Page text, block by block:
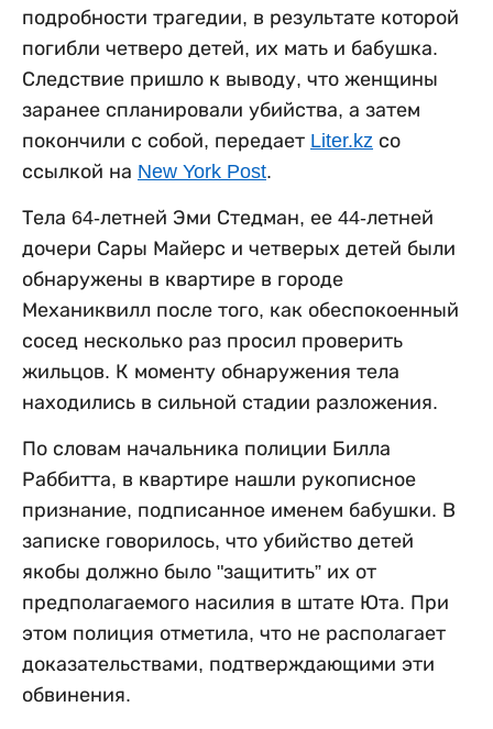
подробности трагедии, в результате которой
погибли четверо детей, их мать и бабушка.
Следствие пришло к выводу, что женщины
заранее спланировали убийства, а затем
покончили с собой, передает Liter.kz со
ссылкой на New York Post.
Тела 64-летней Эми Стедман, ее 44-летней
дочери Сары Майерс и четверых детей были
обнаружены в квартире в городе
Механиквилл после того, как обеспокоенный
сосед несколько раз просил проверить
жильцов. К моменту обнаружения тела
находились в сильной стадии разложения.
По словам начальника полиции Билла
Раббитта, в квартире нашли рукописное
признание, подписанное именем бабушки. В
записке говорилось, что убийство детей
якобы должно было "защитить” их от
предполагаемого насилия в штате Юта. При
этом полиция отметила, что не располагает
доказательствами, подтверждающими эти
обвинения.